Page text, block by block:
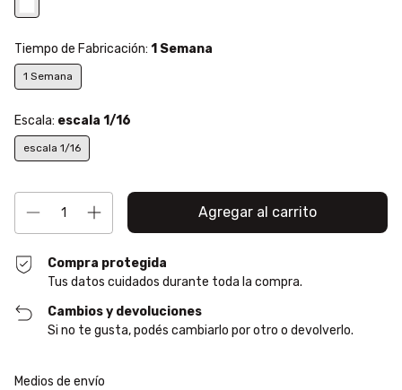
Tiempo de Fabricación: 1 Semana
1 Semana
Escala: escala 1/16
escala 1/16
Compra protegida
Tus datos cuidados durante toda la compra.
Cambios y devoluciones
Si no te gusta, podés cambiarlo por otro o devolverlo.
Entregas para el CP:
Medios de envío